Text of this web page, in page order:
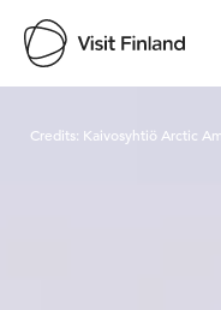
Credits: Kaivosyhtiö Arctic